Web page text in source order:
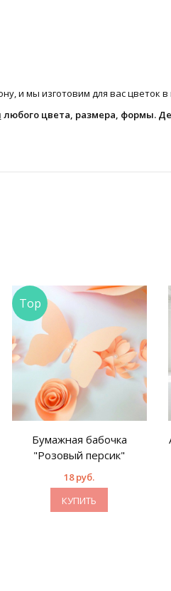
и мы изготовим для вас цветок
любого цвета, размера, формы.
Top
Бумажная бабочка
"Розовый персик"
18 руб.
КУПИТЬ